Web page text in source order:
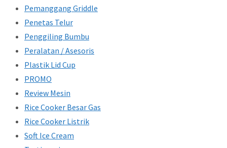
Pemanggang Griddle
Penetas Telur
Penggiling Bumbu
Peralatan / Asesoris
Plastik Lid Cup
PROMO
Review Mesin
Rice Cooker Besar Gas
Rice Cooker Listrik
Soft Ice Cream